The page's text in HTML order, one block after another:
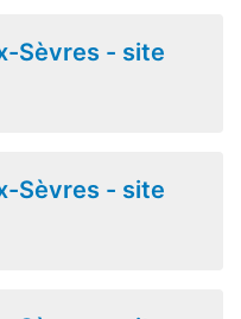
Sèvres - site
Sèvres - site